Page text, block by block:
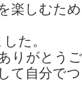
楽しむた
た。
りがとう
て自分で